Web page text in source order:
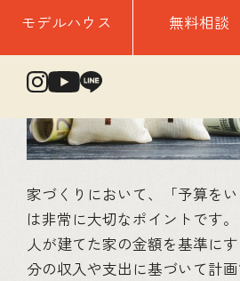
モデルハウス 無料相談
家づくりにおいて、「予算をい
は非常に大切なポイントです
人が建てた家の金額を基準に
分の収入や支出に基づいて計